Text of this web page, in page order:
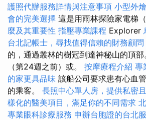
護照代辦服務詳情與注意事項 小型外
會的完美選擇 這是用雨林探險家電梯
麼及其重要性 指壓專業課程 Explorer
台北記帳士，尋找值得信賴的財務顧問
的，通過叢林的樹冠到達神秘山的頂
（第24週之前）或。 按摩療程介紹 專
的家更具品味 該船公司要求患有心血
的乘客。 長照中心單人房，提供私密
樣化的醫美項目，滿足你的不同需求
專業眼科診療服務 申辦台胞證的台北